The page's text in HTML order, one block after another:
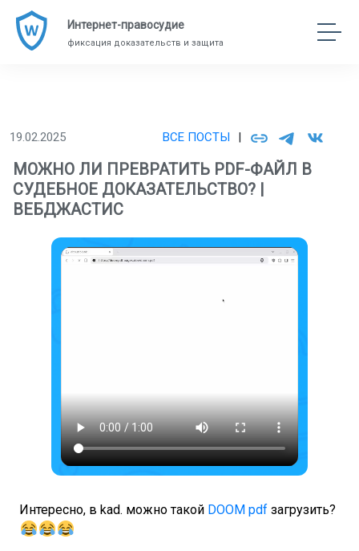
Интернет-правосудие
фиксация доказательств и защита
19.02.2025 ВСЕ ПОСТЫ |
МОЖНО ЛИ ПРЕВРАТИТЬ PDF-ФАЙЛ В
СУДЕБНОЕ ДОКАЗАТЕЛЬСТВО? |
ВЕБДЖАСТИС
Интересно, в kad. можно такой DOOM pdf загрузить?